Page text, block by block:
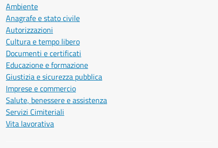
Ambiente
Anagrafe e stato civile
Autorizzazioni
Cultura e tempo libero
Documenti e certificati
Educazione e formazione
Giustizia e sicurezza pubblica
Imprese e commercio
Salute, benessere e assistenza
Servizi Cimiteriali
Vita lavorativa